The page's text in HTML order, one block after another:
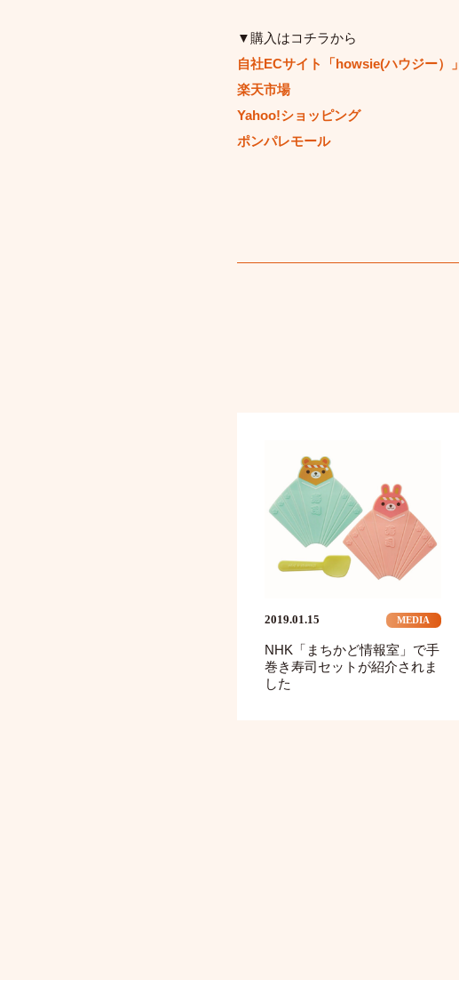
▼購入はコチラから
自社ECサイト「howsie(ハウジー）」
楽天市場
Yahoo!ショッピング
ポンパレモール
2019.01.15 MEDIA
NHK「まちかど情報室」で手
巻き寿司セットが紹介されま
した